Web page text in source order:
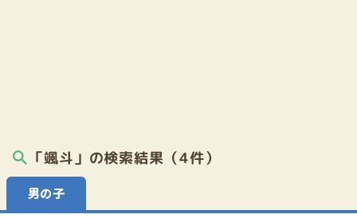
「颯斗」の検索結果（4件）
男の子